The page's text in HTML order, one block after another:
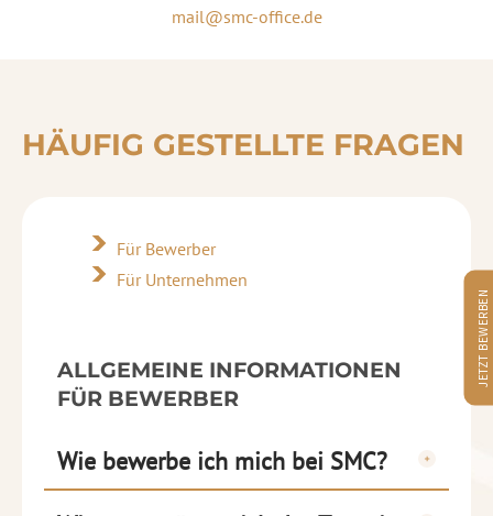
mail@smc-office.de
HÄUFIG GESTELLTE FRAGEN
Für Bewerber
Für Unternehmen
ALLGEMEINE INFORMATIONEN
FÜR BEWERBER
Wie bewerbe ich mich bei SMC?
JETZT BEWERBEN